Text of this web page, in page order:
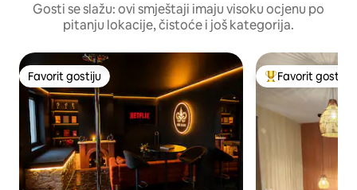
Gosti se slažu: ovi smještaji imaju visoku ocjenu po
pitanju lokacije, čistoće i još kategorija.
Favorit gostiju
Favorit gostiju Glavni favorit
Favorit gostiju